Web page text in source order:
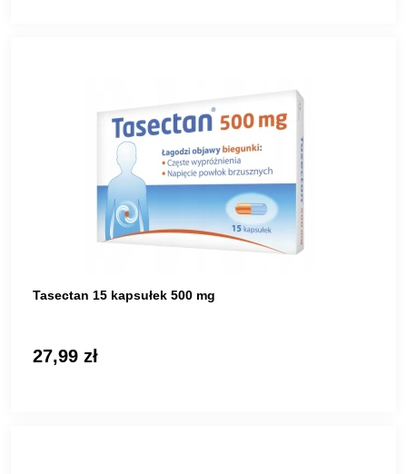
Tasectan 15 kapsułek 500 mg
27,99 zł